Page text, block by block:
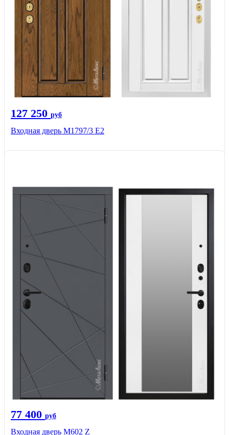
127 250 руб
Входная дверь М1797/3 Е2
77 400 руб
Входная дверь М602 Z